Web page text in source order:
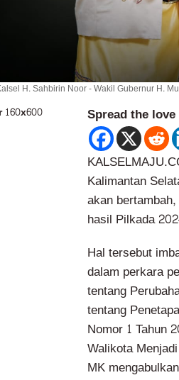
H. Sahbirin Noor - Wakil Gubernur H.
Spread the love
Kalimantan
akan
hasil Pilkada
Hal tersebut
dalam perkara
tentang
tentang
Nomor 1 Tahun
Walikota
MK